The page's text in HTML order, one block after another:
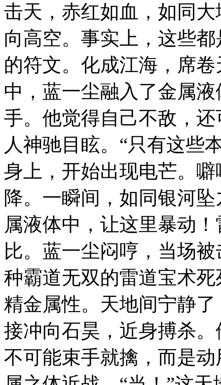
击天，赤红如血，如同
向高空。事实上，这些
的符文。化成江海，席
中，蓝一尘融入了金属
手。他觉得自己不敌，
人神驰目眩。“只有这些
身上，开始出现电芒。
降。一瞬间，如同银河
属液体中，让这里暴动
比。蓝一尘闷哼，当场
种霸道无双的雷道宝术
精金属性。天地间宁静
接冲向石昊，近身搏杀
不可能束手就擒，而是